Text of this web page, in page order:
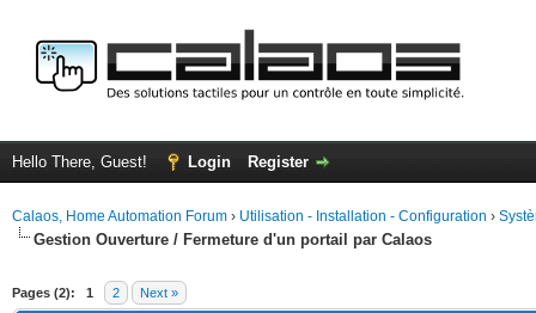
Hello There, Guest! Login Register
Calaos, Home Automation Forum › Utilisation - Installation - Configuration ›
Gestion Ouverture / Fermeture d'un portail par Calaos
Pages (2): 1 2 Next »